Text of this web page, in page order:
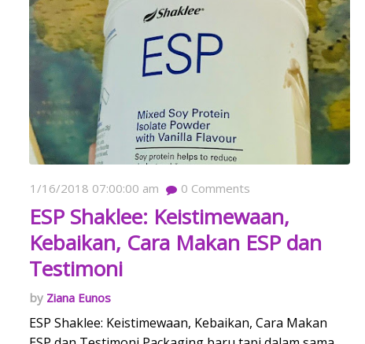
1/16/2018 07:00:00 am 0 Comments
ESP Shaklee: Keistimewaan,
Kebaikan, Cara Makan ESP dan
Testimoni
Ziana Eunos
ESP Shaklee: Keistimewaan, Kebaikan, Cara Makan